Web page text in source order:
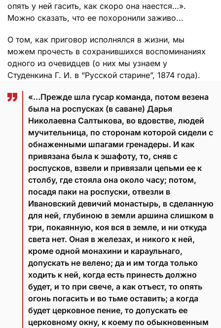
опять у ней гасить, как скоро она наестся…».
Можно сказать, что ее похоронили заживо...
О том, как приговор исполнялся в жизни, мы
можем прочесть в сохранившихся воспоминаниях
одного из очевидцев (о них мы узнаем у
Студенкина Г. И. в “Русской старине”, 1874 года).
«…Прежде шла гусар команда, потом везена
была на роспусках (в саване) Дарья
Николаевна Салтыкова, во вдовстве, людей
мучительница, по сторонам которой сидели с
обнаженными шпагами гренадеры. И как
привязана была к эшафоту, то, сняв с
роспусков, взвели и привязали цепьми ее к
столбу, где стояла она около часу; потом,
посадя паки на роспуски, отвезли в
Ивановский девичий монастырь, в сделанную
для ней, глубиною в земли аршина слишком в
три, покаянную, коя вся в земле, и ни откуда
света нет. Оная в железах, и никого к ней,
кроме одной монахини и караульнаго,
допускать не велено; да и им тогда только
ходить к ней, когда есть принесть должно
будет, и то при свече, а как отъест, то опять
огонь погасить и во тьме оставить; а когда
будет церковное пение, то допускать ее
церковному окну, к коему по обыкновенным